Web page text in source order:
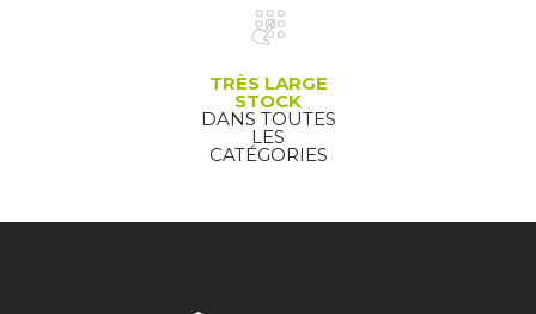
TRÈS LARGE
STOCK
DANS TOUTES
LES
CATÉGORIES